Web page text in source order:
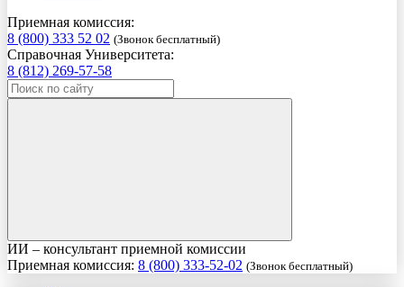
Приемная комиссия:
8 (800) 333 52 02 (Звонок бесплатный)
Справочная Университета:
8 (812) 269-57-58
ИИ – консультант приемной комиссии
Приемная комиссия: 8 (800) 333-52-02 (Звонок бесплатный)